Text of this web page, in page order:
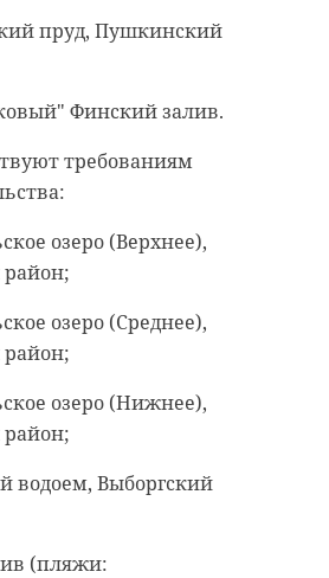
пруд, Пушкинский
Финский залив.
требованиям
озеро (Верхнее),
озеро (Среднее),
озеро (Нижнее),
водоем, Выборгский
(пляжи:
рамы, снимают
стиле.
дома,
обработка.
район
мечтает,
профессионалы
архивы
документы 100-
и, может тогда,
других бельгийцев
статьей: